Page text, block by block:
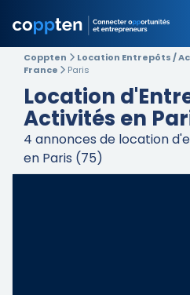
Coppten Location Entrepôts /
France
Paris
Location
Activités en
4 annonces de location
en Paris (75)